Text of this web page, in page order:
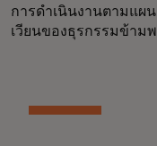
การดำเนินงานตามแผ
เวียนของธุรกรรมข้าม